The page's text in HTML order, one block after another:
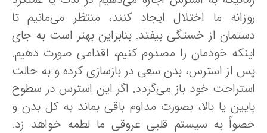
ما اختلال ایجاد کنند، منتظر می‌مانیم تا
از خستگی بیفتد. بنابراین بهتر است به جای
خودمان را مصدوم کنیم، اقدامی صورت دهیم.
از استرس، بدن سعی در بازسازی کرده و به حالت
خود باز می‌گردد. اگر این استرس در سطوح
یا بالا، بصورت مداوم باقی بماند به کل بدن و
به سیستم قلبی عروقی ما لطمه خواهد زد.